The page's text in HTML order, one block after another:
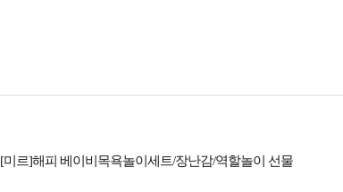
[미르]해피 베이비목욕놀이세트/장난감/역할놀이 선물